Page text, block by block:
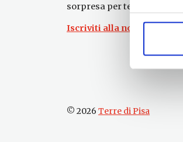
sorpresa per te!
Iscriviti alla nostra
© 2026 Terre di Pisa